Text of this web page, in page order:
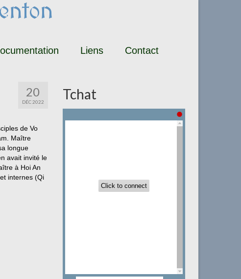
Liens Contact
20
DÉC 2022
de Vo
Maître
longue
avait invité le
à Hoi An
internes (Qi
Tchat